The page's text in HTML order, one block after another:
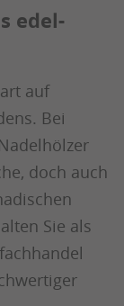
edel-
auf
Bei
doch auch
Sie als